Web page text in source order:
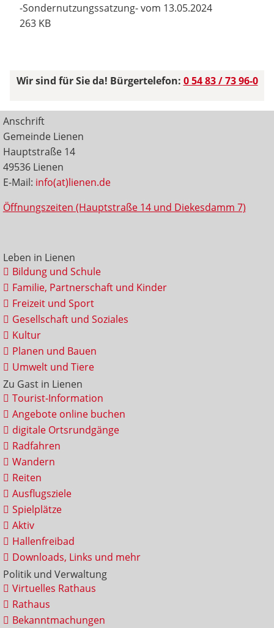
-Sondernutzungssatzung- vom 13.05.2024
263 KB
Wir sind für Sie da! Bürgertelefon: 0 54 83 / 73 96-0
Anschrift
Gemeinde Lienen
Hauptstraße 14
49536 Lienen
E-Mail: info(at)lienen.de
Öffnungszeiten (Hauptstraße 14 und Diekesdamm 7)
Leben in Lienen
Bildung und Schule
Familie, Partnerschaft und Kinder
Freizeit und Sport
Gesellschaft und Soziales
Kultur
Planen und Bauen
Umwelt und Tiere
Zu Gast in Lienen
Tourist-Information
Angebote online buchen
digitale Ortsrundgänge
Radfahren
Wandern
Reiten
Ausflugsziele
Spielplätze
Aktiv
Hallenfreibad
Downloads, Links und mehr
Politik und Verwaltung
Virtuelles Rathaus
Rathaus
Bekanntmachungen